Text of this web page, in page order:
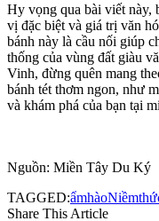
Hy vọng qua bài viết này,
vị đặc biệt và giá trị văn
bánh này là cầu nối giúp
thống của vùng đất giàu
Vinh, đừng quên mang
bánh tét thơm ngon, như
và khám phá của bạn tại
Nguồn: Miền Tây Du Ký
TAGGED:ẩmhàoNiềm
Share This Article